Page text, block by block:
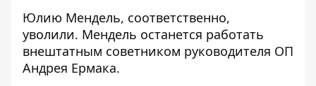
Юлию Мендель, соответственно,
уволили. Мендель останется работать
внештатным советником руководителя ОП
Андрея Ермака.